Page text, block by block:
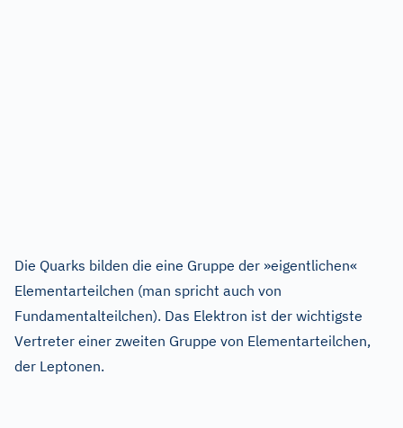
Die Quarks bilden die eine Gruppe der »eigentlichen«
Elementarteilchen (man spricht auch von
Fundamentalteilchen). Das Elektron ist der wichtigste
Vertreter einer zweiten Gruppe von Elementarteilchen,
der Leptonen.